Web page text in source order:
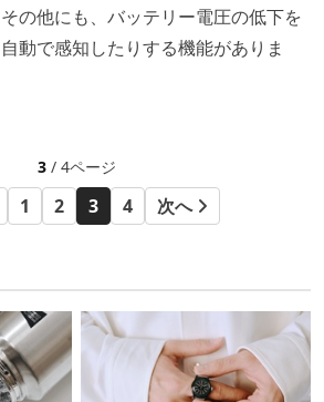
の他にも、バッテリー電圧の低下を
動で感知したりする機能がありま
3/ 4ページ
1 2 3 4 次へ